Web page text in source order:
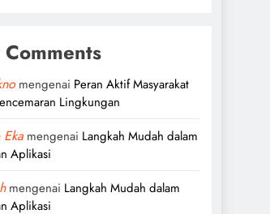
mengenai Peran Aktif Masyarakat
Lingkungan
Eka mengenai Langkah Mudah dalam
Aplikasi
mengenai Langkah Mudah dalam
Aplikasi